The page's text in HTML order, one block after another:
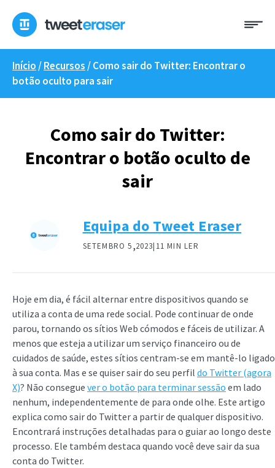
para
conteúdo
Início /Recursos /Como sair do Twitter: Encontrar o
botão oculto para sair
Como sair do Twitter:
Encontrar o botão oculto de
sair
Equipa do Tweet Eraser
SETEMBRO 5,2023| 11 MIN LER
Hoje em dia, é fácil alternar entre dispositivos quando se
utiliza a conta de uma rede social. Pode continuar de onde
parou, tornando os sítios Web cómodos e fáceis de utilizar. A
menos que esteja a utilizar um serviço financeiro ou de
cuidados de saúde, estes sítios centram-se em mantê-lo ligado
à sua conta. Mas e se quiser sair do seu perfil do Twitter (agora
X)? Não consegue ver o botão para terminar sessão em lado
nenhum, independentemente de para onde olhe. Este artigo
explica como sair do Twitter a partir de qualquer dispositivo.
Encontrará instruções detalhadas para o guiar ao longo deste
processo. Ele também destaca quando você deve sair da sua
conta do Twitter.